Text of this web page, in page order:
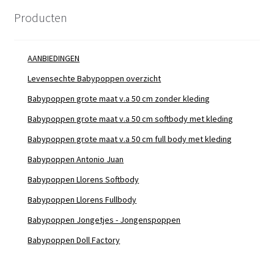
Producten
AANBIEDINGEN
Levensechte Babypoppen overzicht
Babypoppen grote maat v.a 50 cm zonder kleding
Babypoppen grote maat v.a 50 cm softbody met kleding
Babypoppen grote maat v.a 50 cm full body met kleding
Babypoppen Antonio Juan
Babypoppen Llorens Softbody
Babypoppen Llorens Fullbody
Babypoppen Jongetjes - Jongenspoppen
Babypoppen Doll Factory